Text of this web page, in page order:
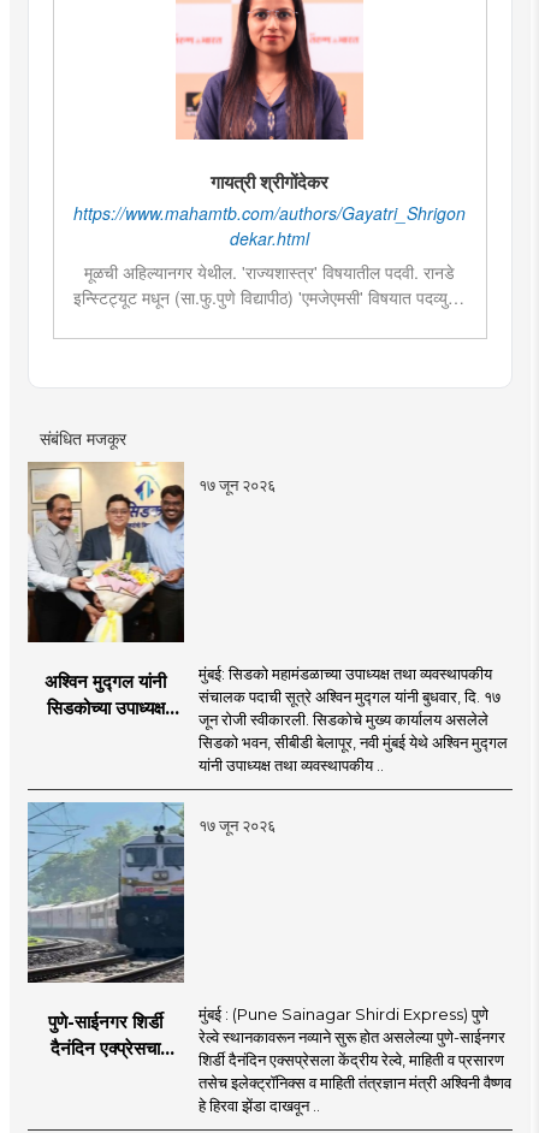
गायत्री श्रीगोंदेकर
https://www.mahamtb.com/authors/Gayatri_Shrigon
dekar.html
मूळची अहिल्यानगर येथील. 'राज्यशास्त्र' विषयातील पदवी. रानडे
इन्स्टिट्यूट मधून (सा.फु.पुणे विद्यापीठ) 'एमजेएमसी' विषयात पदव्युत्तर
पदावर रुजू. सद्यस्थितीत 'इन्फ्रास्ट्रक्चर आणि डेव्हलपमेंट' विशेष
संबंधित मजकूर
१७ जून २०२६
अश्विन मुद्गल यांनी
सिडकोच्या उपाध्यक्ष
करण्यास प्राधान्य देणार :
अश्विन मुद्गल
मुंबई: सिडको महामंडळाच्या उपाध्यक्ष तथा व्यवस्थापकीय
संचालक पदाची सूत्रे अश्विन मुद्गल यांनी बुधवार, दि. १७
जून रोजी स्वीकारली. सिडकोचे मुख्य कार्यालय असलेले
सिडको भवन, सीबीडी बेलापूर, नवी मुंबई येथे अश्विन मुद्गल
यांनी उपाध्यक्ष तथा व्यवस्थापकीय ..
१७ जून २०२६
पुणे-साईनगर शिर्डी
दैनंदिन एक्प्रेसचा
हिरवा झेंडा
मुंबई : (Pune Sainagar Shirdi Express) पुणे
रेल्वे स्थानकावरून नव्याने सुरू होत असलेल्या पुणे-साईनगर
शिर्डी दैनंदिन एक्सप्रेसला केंद्रीय रेल्वे, माहिती व प्रसारण
तसेच इलेक्ट्रॉनिक्स व माहिती तंत्रज्ञान मंत्री अश्विनी वैष्णव
हे हिरवा झेंडा दाखवून ..